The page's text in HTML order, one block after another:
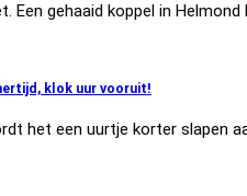
Een gehaaid koppel in
klok uur vooruit!
het een uurtje korter